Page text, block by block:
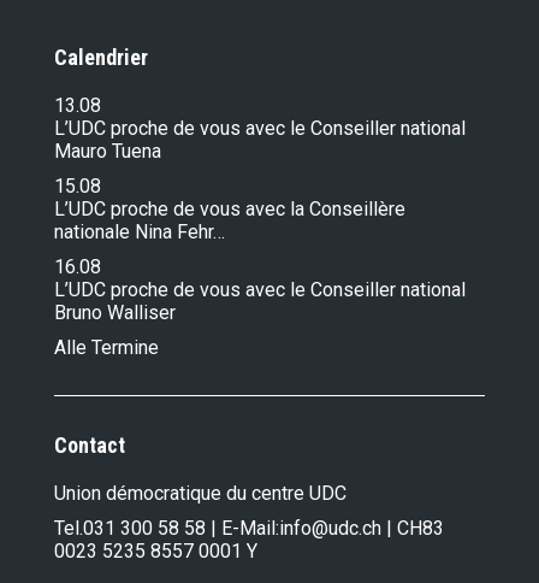
Calendrier
13.08
L’UDC proche de vous avec le Conseiller national
Mauro Tuena
15.08
L’UDC proche de vous avec la Conseillère
nationale Nina Fehr…
16.08
L’UDC proche de vous avec le Conseiller national
Bruno Walliser
Alle Termine
Contact
Union démocratique du centre UDC
Tel.031 300 58 58 | E-Mail:info@udc.ch | CH83
0023 5235 8557 0001 Y